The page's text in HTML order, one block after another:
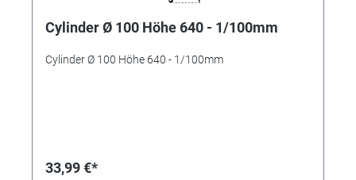
Cylinder Ø 100 Höhe 640 - 1/100mm
Cylinder Ø 100 Höhe 640 - 1/100mm
33,99 €*